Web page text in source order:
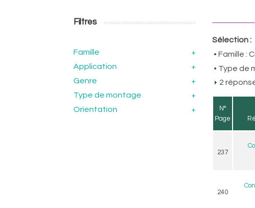
Filtres
Famille
+
Application
+
Genre
+
Type de montage
+
Orientation
+
Sélection :
• Famille :
• Type de
2
N°
Page
237
240